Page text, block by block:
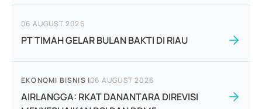
06 AUGUST 2026
PT TIMAH GELAR BULAN BAKTI DI RIAU
EKONOMI BISNIS |06 AUGUST 2026
AIRLANGGA: RKAT DANANTARA DIREVISI